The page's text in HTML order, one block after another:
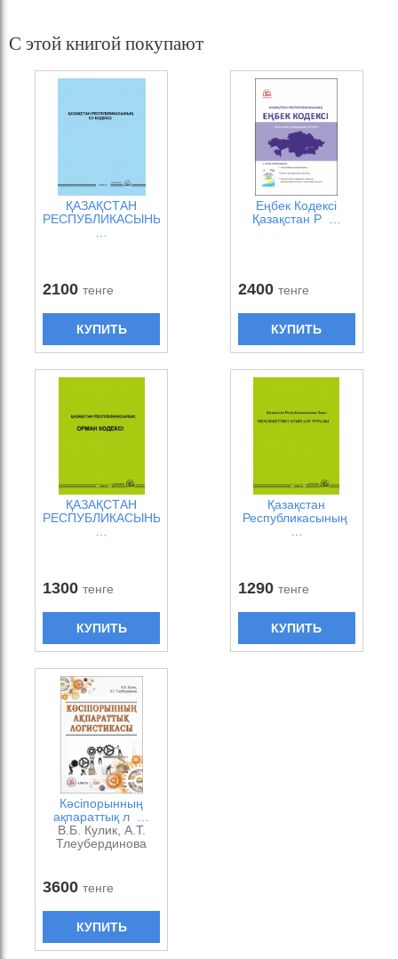
С этой книгой покупают
ҚАЗАҚСТАН
РЕСПУБЛИКАСЫНЫ
2100тенге
КУПИТЬ
Еңбек Кодексі
Қазақстан Р …
2400 тенге
КУПИТЬ
ҚАЗАҚСТАН
РЕСПУБЛИКАСЫНЫ
1300тенге
КУПИТЬ
Қазақстан
Республикасының
1290 тенге
КУПИТЬ
Кәсіпорынның
ақпараттық л …
В.Б. Кулик, А.Т.
Тлеубердинова
3600тенге
КУПИТЬ